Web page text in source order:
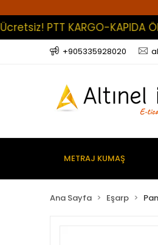
KARGO-KAPIDA
+905335928020
METRAJ KUMAŞ
Ana Sayfa Eşarp